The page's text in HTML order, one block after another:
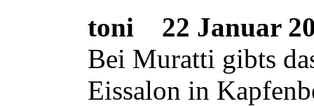
toni
22 Januar
Bei Muratti gibts
Eissalon in